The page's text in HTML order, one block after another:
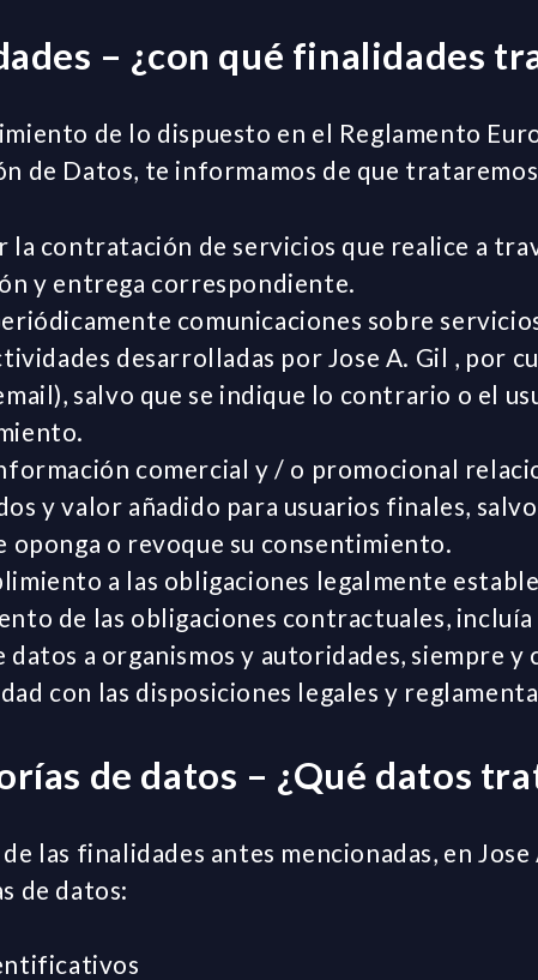
– ¿con qué finalidades
de lo dispuesto en el Reglamento
de Datos, te informamos de que
la contratación de servicios que realice a
y entrega correspondiente.
comunicaciones sobre
desarrolladas por Jose A. Gil , por
salvo que se indique lo contrario o el
comercial y / o promocional
y valor añadido para usuarios finales,
oponga o revoque su consentimiento.
a las obligaciones legalmente
de las obligaciones contractuales,
datos a organismos y autoridades, siempre y
con las disposiciones legales y
de datos – ¿Qué datos
las finalidades antes mencionadas, en
de datos: